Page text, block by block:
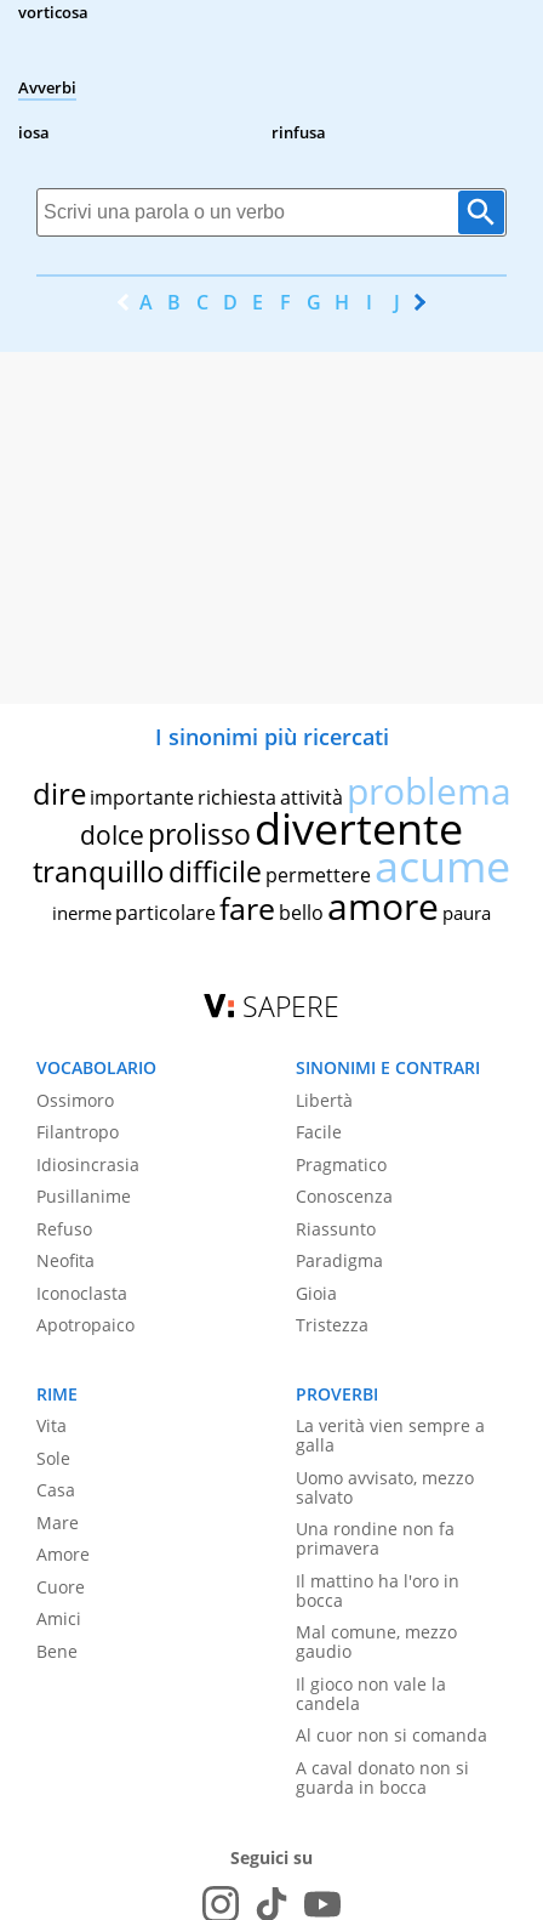
vorticosa
Avverbi
iosa rinfusa
A B C D E F G H I J K
I sinonimi più ricercati
dire importante richiestaattività problema
dolce prolissodivertente
tranquillodifficile permettereacume
inerme particolarefare bello amore paura
SAPERE
VOCABOLARIO
Ossimoro
Filantropo
Idiosincrasia
Pusillanime
Refuso
Neofita
Iconoclasta
Apotropaico
SINONIMI E CONTRARI
Libertà
Facile
Pragmatico
Conoscenza
Riassunto
Paradigma
Gioia
Tristezza
RIME
Vita
Sole
Casa
Mare
Amore
Cuore
Amici
Bene
PROVERBI
La verità vien sempre a
galla
Uomo avvisato, mezzo
salvato
Una rondine non fa
primavera
Il mattino ha l'oro in
bocca
Mal comune, mezzo
gaudio
Il gioco non vale la
candela
Al cuor non si comanda
A caval donato non si
guarda in bocca
Seguici su